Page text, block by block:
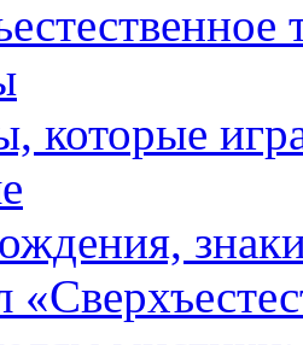
которые